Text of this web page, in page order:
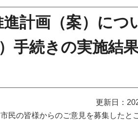
計画（案）につ
手続きの実施結
更新日：
民の皆様からのご意見を募集したと